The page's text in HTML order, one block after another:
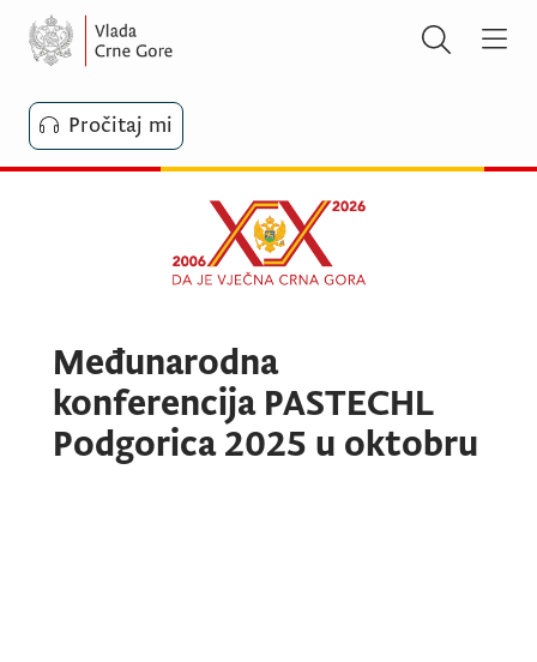
Pročitaj mi
Međunarodna
konferencija PASTECHL
Podgorica 2025 u oktobru